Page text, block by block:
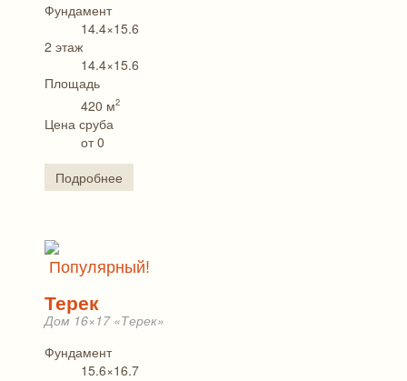
Фундамент
14.4×15.6
2 этаж
14.4×15.6
Площадь
420 м2
Цена сруба
от 0
Подробнее
Популярный!
Терек
Дом 16×17 «Терек»
Фундамент
15.6×16.7